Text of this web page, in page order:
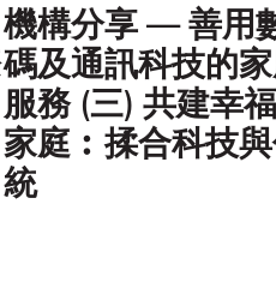
機構分享 — 善用
碼及通訊科技的
服務 (三) 共建幸福
家庭︰揉合科技
統